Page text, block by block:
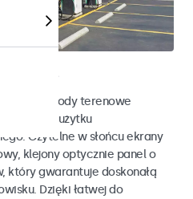
pogody terenowe
do użytku
Czytelne w słońcu ekrany
klejony optycznie panel o
który gwarantuje doskonałą
Dzięki łatwej do